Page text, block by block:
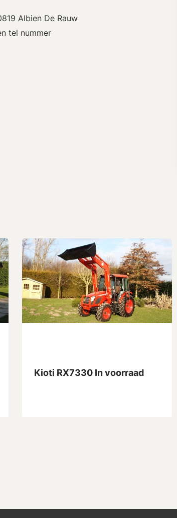
Albien De Rauw
tel nummer
Kioti RX7330 In voorraad